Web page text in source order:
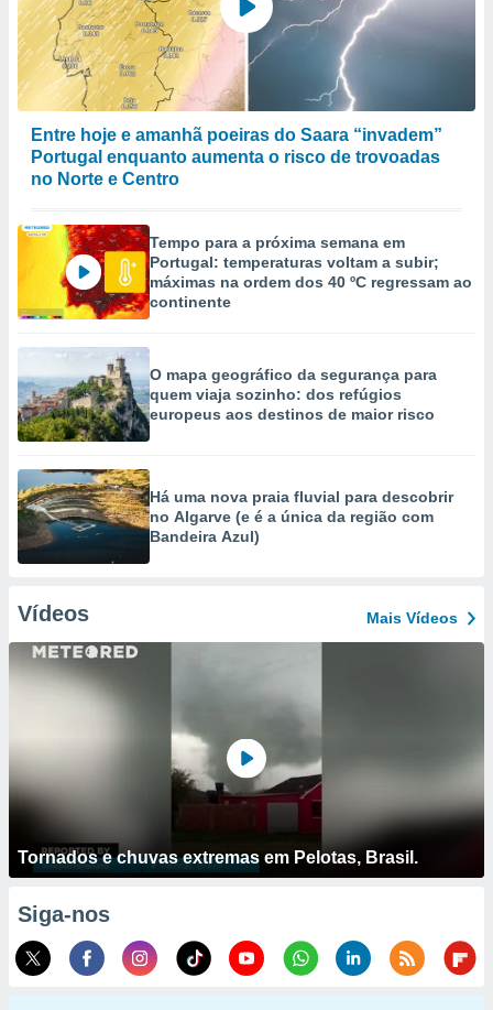
Entre hoje e amanhã poeiras do Saara “invadem”
Portugal enquanto aumenta o risco de trovoadas
no Norte e Centro
Tempo para a próxima semana em
Portugal: temperaturas voltam a subir;
máximas na ordem dos 40 ºC regressam ao
continente
O mapa geográfico da segurança para
quem viaja sozinho: dos refúgios
europeus aos destinos de maior risco
Há uma nova praia fluvial para descobrir
no Algarve (e é a única da região com
Bandeira Azul)
Vídeos Mais Vídeos
Tornados e chuvas extremas em Pelotas, Brasil.
Siga-nos